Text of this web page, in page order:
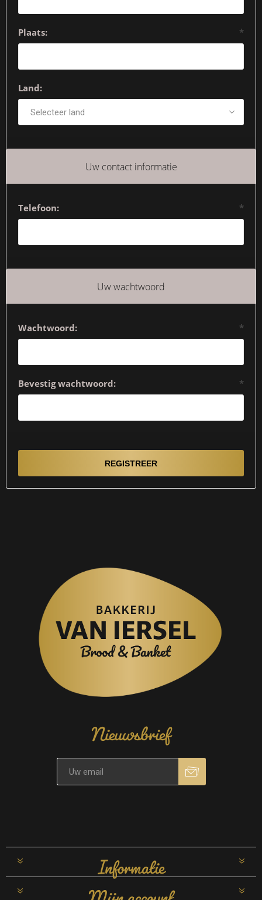
Plaats: *
Land:
Uw contact informatie
Telefoon: *
Uw wachtwoord
Wachtwoord: *
Bevestig wachtwoord: *
Nieuwsbrief
Informatie